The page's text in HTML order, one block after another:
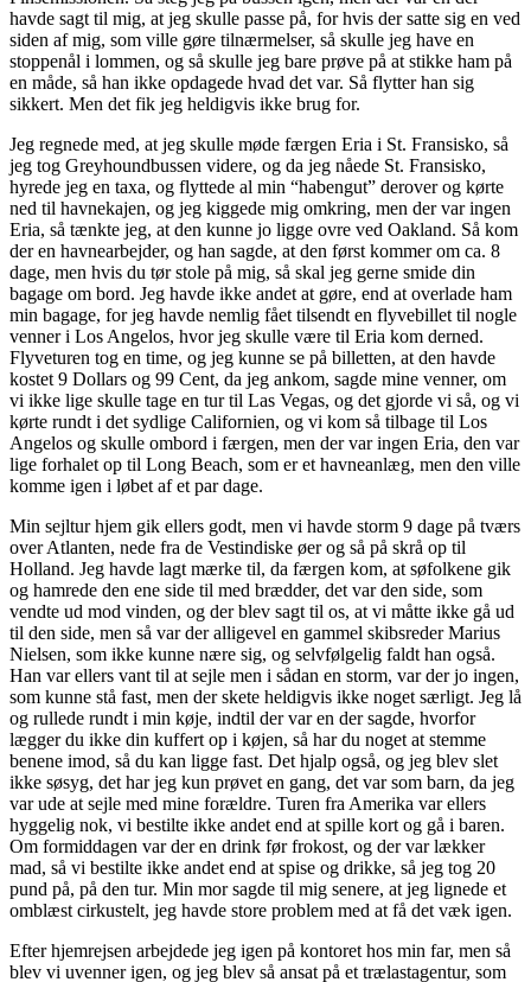
havde sagt til mig, at jeg skulle passe på, for hvis der satte sig en ved
siden af mig, som ville gøre tilnærmelser, så skulle jeg have en
stoppenål i lommen, og så skulle jeg bare prøve på at stikke ham på
en måde, så han ikke opdagede hvad det var. Så flytter han sig
sikkert. Men det fik jeg heldigvis ikke brug for.
Jeg regnede med, at jeg skulle møde færgen Eria i St. Fransisko, så
jeg tog Greyhoundbussen videre, og da jeg nåede St. Fransisko,
hyrede jeg en taxa, og flyttede al min “habengut” derover og kørte
ned til havnekajen, og jeg kiggede mig omkring, men der var ingen
Eria, så tænkte jeg, at den kunne jo ligge ovre ved Oakland. Så kom
der en havnearbejder, og han sagde, at den først kommer om ca. 8
dage, men hvis du tør stole på mig, så skal jeg gerne smide din
bagage om bord. Jeg havde ikke andet at gøre, end at overlade ham
min bagage, for jeg havde nemlig fået tilsendt en flyvebillet til nogle
venner i Los Angelos, hvor jeg skulle være til Eria kom derned.
Flyveturen tog en time, og jeg kunne se på billetten, at den havde
kostet 9 Dollars og 99 Cent, da jeg ankom, sagde mine venner, om
vi ikke lige skulle tage en tur til Las Vegas, og det gjorde vi så, og vi
kørte rundt i det sydlige Californien, og vi kom så tilbage til Los
Angelos og skulle ombord i færgen, men der var ingen Eria, den var
lige forhalet op til Long Beach, som er et havneanlæg, men den ville
komme igen i løbet af et par dage.
Min sejltur hjem gik ellers godt, men vi havde storm 9 dage på tværs
over Atlanten, nede fra de Vestindiske øer og så på skrå op til
Holland. Jeg havde lagt mærke til, da færgen kom, at søfolkene gik
og hamrede den ene side til med brædder, det var den side, som
vendte ud mod vinden, og der blev sagt til os, at vi måtte ikke gå ud
til den side, men så var der alligevel en gammel skibsreder Marius
Nielsen, som ikke kunne nære sig, og selvfølgelig faldt han også.
Han var ellers vant til at sejle men i sådan en storm, var der jo ingen,
som kunne stå fast, men der skete heldigvis ikke noget særligt. Jeg lå
og rullede rundt i min køje, indtil der var en der sagde, hvorfor
lægger du ikke din kuffert op i køjen, så har du noget at stemme
benene imod, så du kan ligge fast. Det hjalp også, og jeg blev slet
ikke søsyg, det har jeg kun prøvet en gang, det var som barn, da jeg
var ude at sejle med mine forældre. Turen fra Amerika var ellers
hyggelig nok, vi bestilte ikke andet end at spille kort og gå i baren.
Om formiddagen var der en drink før frokost, og der var lækker
mad, så vi bestilte ikke andet end at spise og drikke, så jeg tog 20
pund på, på den tur. Min mor sagde til mig senere, at jeg lignede et
omblæst cirkustelt, jeg havde store problem med at få det væk igen.
Efter hjemrejsen arbejdede jeg igen på kontoret hos min far, men så
blev vi uvenner igen, og jeg blev så ansat på et trælastagentur, som